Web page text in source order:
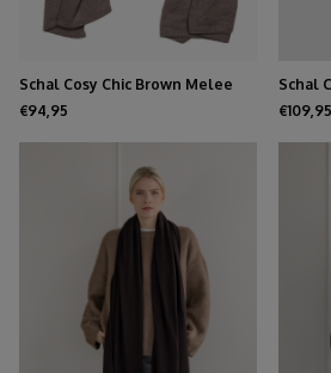
Schal Cosy Chic Brown Melee
€94,95
Schal
€109,95